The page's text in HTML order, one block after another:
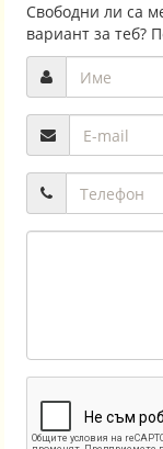
Свободни ли са
вариант за теб?